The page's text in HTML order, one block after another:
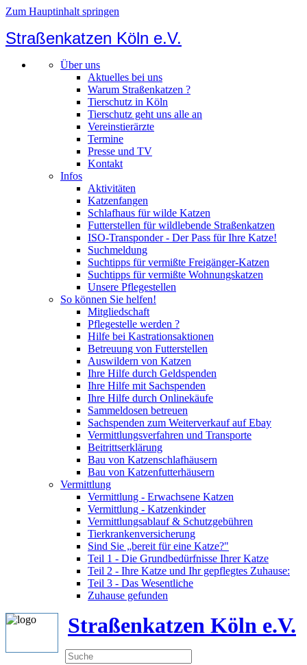
Zum Hauptinhalt springen
Straßenkatzen Köln e.V.
Über uns
Aktuelles bei uns
Warum Straßenkatzen ?
Tierschutz in Köln
Tierschutz geht uns alle an
Vereinstierärzte
Termine
Presse und TV
Kontakt
Infos
Aktivitäten
Katzenfangen
Schlafhaus für wilde Katzen
Futterstellen für wildlebende Straßenkatzen
ISO-Transponder - Der Pass für Ihre Katze!
Suchmeldung
Suchtipps für vermißte Freigänger-Katzen
Suchtipps für vermißte Wohnungskatzen
Unsere Pflegestellen
So können Sie helfen!
Mitgliedschaft
Pflegestelle werden ?
Hilfe bei Kastrationsaktionen
Betreuung von Futterstellen
Auswildern von Katzen
Ihre Hilfe durch Geldspenden
Ihre Hilfe mit Sachspenden
Ihre Hilfe durch Onlinekäufe
Sammeldosen betreuen
Sachspenden zum Weiterverkauf auf Ebay
Vermittlungsverfahren und Transporte
Beitrittserklärung
Bau von Katzenschlafhäusern
Bau von Katzenfutterhäusern
Vermittlung
Vermittlung - Erwachsene Katzen
Vermittlung - Katzenkinder
Vermittlungsablauf & Schutzgebühren
Tierkrankenversicherung
Sind Sie „bereit für eine Katze?"
Teil 1 - Die Grundbedürfnisse Ihrer Katze
Teil 2 - Ihre Katze und Ihr gepflegtes Zuhause:
Teil 3 - Das Wesentliche
Zuhause gefunden
Straßenkatzen Köln e.V.